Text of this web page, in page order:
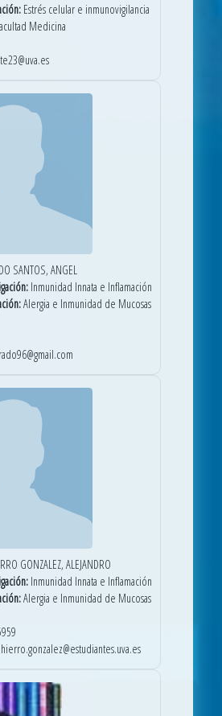
Estrés celular e inmunovigilancia
Medicina
SANTOS, ANGEL
Inmunidad Innata e Inflamación
Alergia e Inmunidad de Mucosas
GONZALEZ, ALEJANDRO
Inmunidad Innata e Inflamación
Alergia e Inmunidad de Mucosas